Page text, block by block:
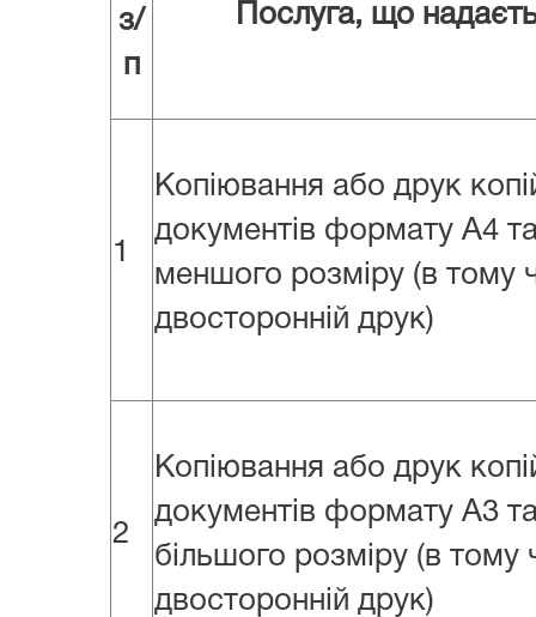
з/
п
Послуга, що
1
Копіювання або друк
документів формату А4
меншого розміру (в тому
двосторонній друк)
2
Копіювання або друк
документів формату A3
більшого розміру (в тому
двосторонній друк)